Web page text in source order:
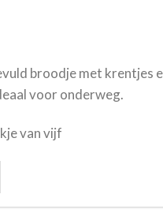
broodje met krentjes
voor onderweg.
van vijf